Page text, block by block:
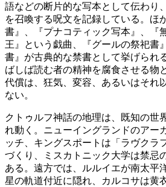
語などの断片的な写本として伝わり
を召喚する呪文を記録している。ほ
書』、『プナコティック写本』、『
王』という戯曲、『グールの祭祀書
書』が古典的な禁書として挙げられ
ばしば読む者の精神を腐食させる物
代償は、狂気、変容、あるいはそれ
ない。
クトゥルフ神話の地理は、既知の世
れ動く。ニューイングランドのアー
ッチ、キングスポートは「ラヴクラ
づくり、ミスカトニック大学は禁忌
ある。遠方では、ルルイエが南太平
星の軌道付近に隠れ、カルコサは黄